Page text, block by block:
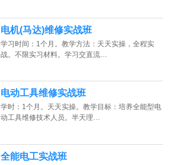
电机(马达)维修实战班
学习时间：1个月。教学方法：天天实操，全程实
战。不限实习材料。学习交直流…
电动工具维修实战班
学时：1个月。天天实操。教学目标：培养全能型电
动工具维修技术人员。半天理…
全能电工实战班